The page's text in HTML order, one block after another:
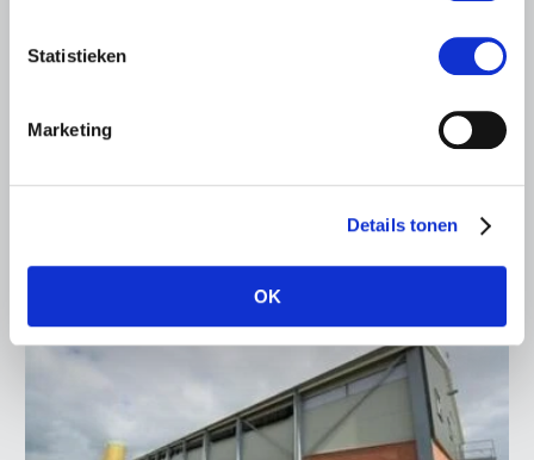
Statistieken
Marketing
Details tonen
OK
#boerenhoudenvandieren
ander baat bij een gezonde en goed verzorgde veestapel.
LTO Nederland wil dit onderstrepen met de online-